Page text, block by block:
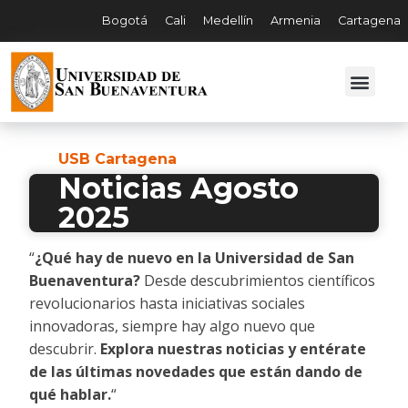
Bogotá Cali Medellín Armenia Cartagena
USB Cartagena
Noticias Agosto
2025
“¿Qué hay de nuevo en la Universidad de San
Buenaventura? Desde descubrimientos científicos
revolucionarios hasta iniciativas sociales
innovadoras, siempre hay algo nuevo que
descubrir. Explora nuestras noticias y entérate
de las últimas novedades que están dando de
qué hablar.“